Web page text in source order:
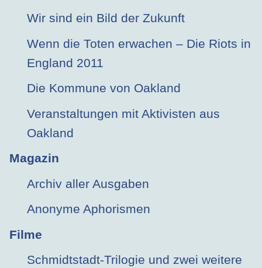
Wir sind ein Bild der Zukunft
Wenn die Toten erwachen – Die Riots in
England 2011
Die Kommune von Oakland
Veranstaltungen mit Aktivisten aus
Oakland
Magazin
Archiv aller Ausgaben
Anonyme Aphorismen
Filme
Schmidtstadt-Trilogie und zwei weitere